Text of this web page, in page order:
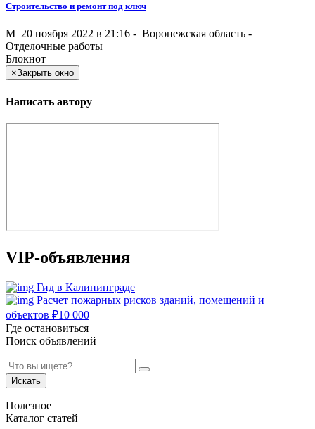
Строительство и ремонт под ключ
M 20 ноября 2022 в 21:16 - Воронежская область -
Отделочные работы
Блокнот
×Закрыть окно
Написать автору
VIP-объявления
Гид в Калининграде
Расчет пожарных рисков зданий, помещений и
объектов ₽10 000
Где остановиться
Поиск объявлений
Искать
Полезное
Каталог статей